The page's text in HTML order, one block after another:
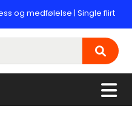
og medfølelse | Single flirt